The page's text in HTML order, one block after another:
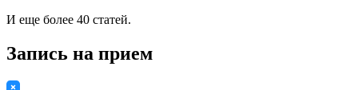
И еще более 40 статей.
Запись на прием